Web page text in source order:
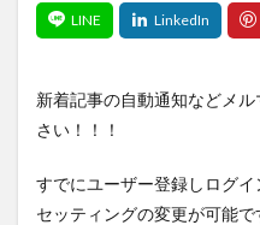
新着記事の自動通知などメ
さい！！！
すでにユーザー登録しログ
セッティングの変更が可能で